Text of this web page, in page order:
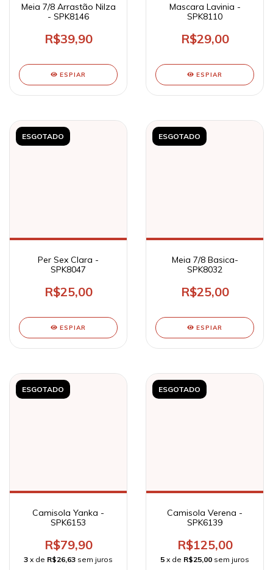
Meia 7/8 Arrastão Nilza
- SPK8146
R$39,90
ESPIAR
Mascara Lavinia -
SPK8110
R$29,00
ESPIAR
ESGOTADO
Per Sex Clara -
SPK8047
R$25,00
ESPIAR
ESGOTADO
Meia 7/8 Basica-
SPK8032
R$25,00
ESPIAR
ESGOTADO
Camisola Yanka -
SPK6153
R$79,90
3 x de R$26,63 sem juros
ESGOTADO
Camisola Verena -
SPK6139
R$125,00
5 x de R$25,00 sem juros